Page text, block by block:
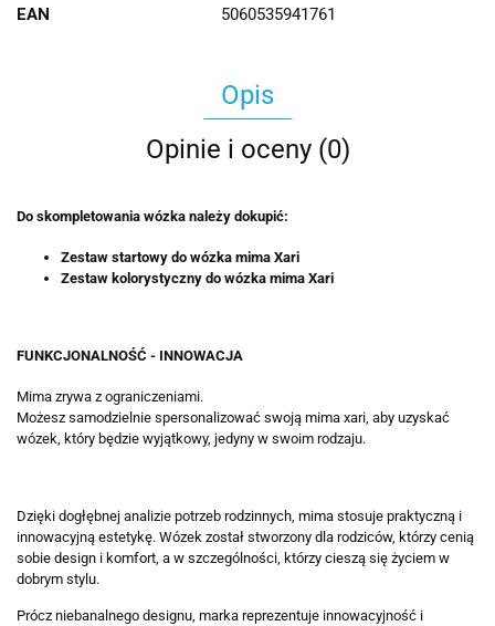
EAN 5060535941761
Opis
Opinie i oceny (0)
Do skompletowania wózka należy dokupić:
Zestaw startowy do wózka mima Xari
Zestaw kolorystyczny do wózka mima Xari
FUNKCJONALNOŚĆ - INNOWACJA
Mima zrywa z ograniczeniami.
Możesz samodzielnie spersonalizować swoją mima xari, aby uzyskać
wózek, który będzie wyjątkowy, jedyny w swoim rodzaju.
Dzięki dogłębnej analizie potrzeb rodzinnych, mima stosuje praktyczną i
innowacyjną estetykę. Wózek został stworzony dla rodziców, którzy cenią
sobie design i komfort, a w szczególności, którzy cieszą się życiem w
dobrym stylu.
Prócz niebanalnego designu, marka reprezentuje innowacyjność i